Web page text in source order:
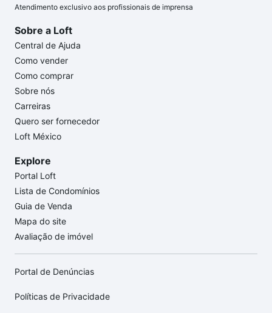
Atendimento exclusivo aos profissionais de imprensa
Sobre a Loft
Central de Ajuda
Como vender
Como comprar
Sobre nós
Carreiras
Quero ser fornecedor
Loft México
Explore
Portal Loft
Lista de Condomínios
Guia de Venda
Mapa do site
Avaliação de imóvel
Portal de Denúncias
Políticas de Privacidade